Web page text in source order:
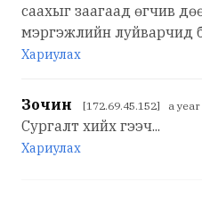
саахыг заагаад өгчив
мэргэжлийн луйварчид
Хариулах
Зочин [172.69.45.152] a year
Сургалт хийх гээч...
Хариулах